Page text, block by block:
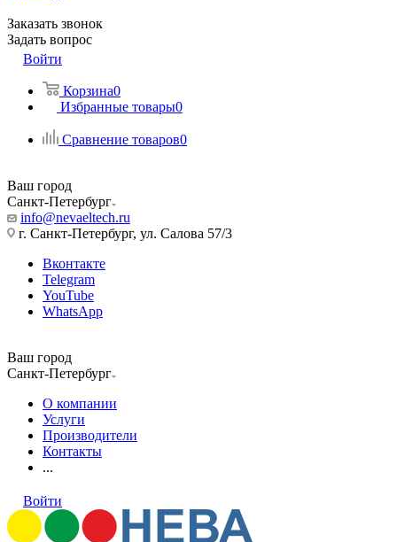
Заказать звонок
Задать вопрос
Войти
Корзина0
Избранные товары0
Сравнение товаров0
Ваш город
Санкт-Петербург
info@nevaeltech.ru
г. Санкт-Петербург, ул. Салова 57/3
Вконтакте
Telegram
YouTube
WhatsApp
Ваш город
Санкт-Петербург
О компании
Услуги
Производители
Контакты
...
Войти